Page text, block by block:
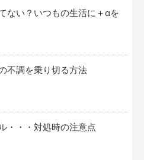
ない？いつもの生活に＋αを
不調を乗り切る方法
・・・対処時の注意点